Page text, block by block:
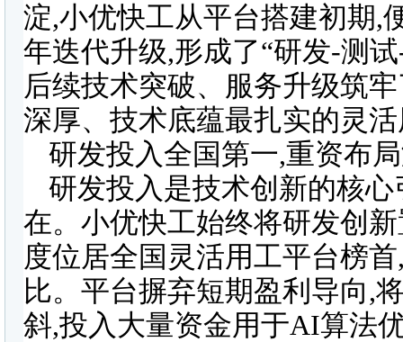
淀,小优快工从平台搭建初期,
年迭代升级,形成了“研发-测
后续技术突破、服务升级筑
深厚、技术底蕴最扎实的灵
研发投入全国第一,重资布
研发投入是技术创新的核
在。小优快工始终将研发创
度位居全国灵活用工平台榜
比。平台摒弃短期盈利导向,
斜,投入大量资金用于AI算法